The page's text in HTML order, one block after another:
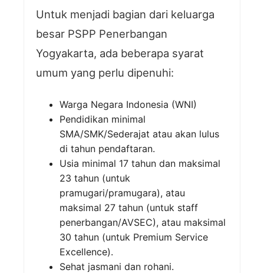
Untuk menjadi bagian dari keluarga
besar PSPP Penerbangan
Yogyakarta, ada beberapa syarat
umum yang perlu dipenuhi:
Warga Negara Indonesia (WNI)
Pendidikan minimal
SMA/SMK/Sederajat atau akan lulus
di tahun pendaftaran.
Usia minimal 17 tahun dan maksimal
23 tahun (untuk
pramugari/pramugara), atau
maksimal 27 tahun (untuk staff
penerbangan/AVSEC), atau maksimal
30 tahun (untuk Premium Service
Excellence).
Sehat jasmani dan rohani.